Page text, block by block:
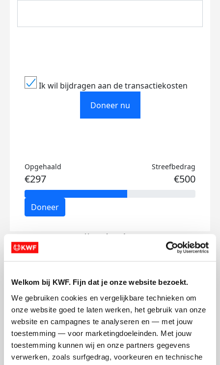
Welkom bij KWF. Fijn dat je onze website bezoekt.
We gebruiken cookies en vergelijkbare technieken om
onze website goed te laten werken, het gebruik van onze
website en campagnes te analyseren en — met jouw
toestemming — voor marketingdoeleinden. Met jouw
toestemming kunnen wij en onze partners gegevens
verwerken, zoals surfgedrag, voorkeuren en technische
Ik wil bijdragen aan de transactiekosten
Doneer nu
Opgehaald
€297
Streefbedrag
€500
Doneer
Gijs's badges